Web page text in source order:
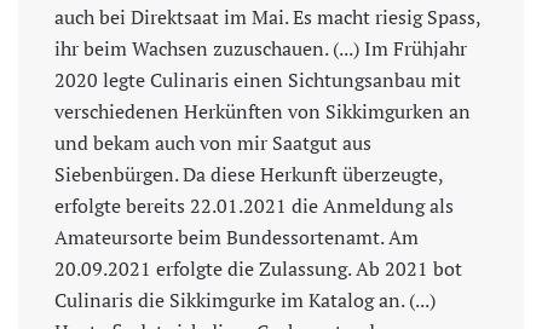
auch bei Direktsaat im Mai. Es macht riesig Spass,
ihr beim Wachsen zuzuschauen. (...) Im Frühjahr
2020 legte Culinaris einen Sichtungsanbau mit
verschiedenen Herkünften von Sikkimgurken an
und bekam auch von mir Saatgut aus
Siebenbürgen. Da diese Herkunft überzeugte,
erfolgte bereits 22.01.2021 die Anmeldung als
Amateursorte beim Bundessortenamt. Am
20.09.2021 erfolgte die Zulassung. Ab 2021 bot
Culinaris die Sikkimgurke im Katalog an. (...)